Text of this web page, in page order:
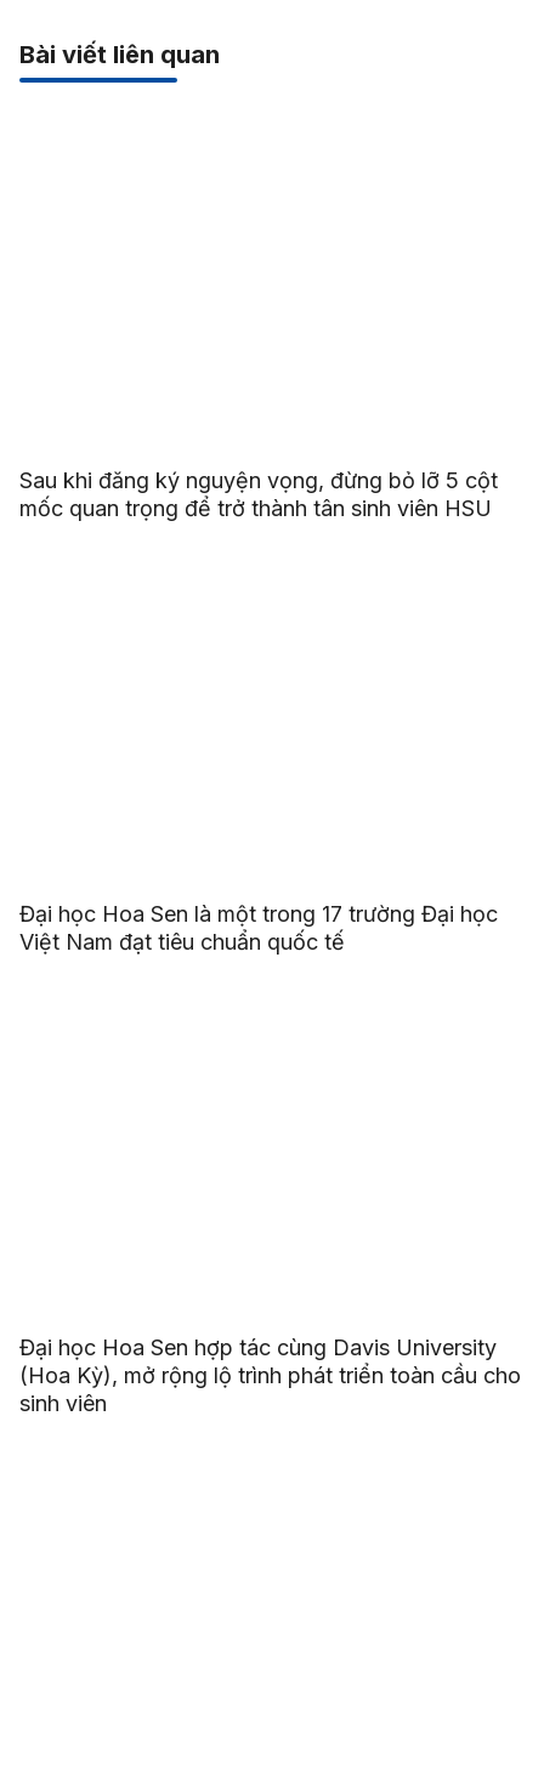
Bài viết liên quan
Sau khi đăng ký nguyện vọng, đừng bỏ lỡ 5 cột
mốc quan trọng để trở thành tân sinh viên HSU
Đại học Hoa Sen là một trong 17 trường Đại học
Việt Nam đạt tiêu chuẩn quốc tế
Đại học Hoa Sen hợp tác cùng Davis University
(Hoa Kỳ), mở rộng lộ trình phát triển toàn cầu cho
sinh viên